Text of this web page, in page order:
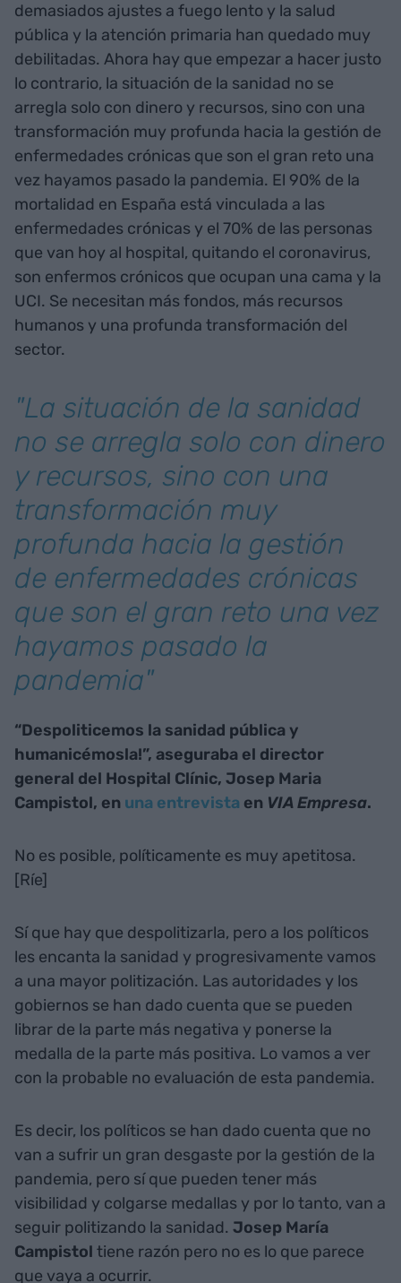
demasiados ajustes a fuego lento y la salud
pública y la atención primaria han quedado muy
debilitadas. Ahora hay que empezar a hacer justo
lo contrario, la situación de la sanidad no se
arregla solo con dinero y recursos, sino con una
transformación muy profunda hacia la gestión de
enfermedades crónicas que son el gran reto una
vez hayamos pasado la pandemia. El 90% de la
mortalidad en España está vinculada a las
enfermedades crónicas y el 70% de las personas
que van hoy al hospital, quitando el coronavirus,
son enfermos crónicos que ocupan una cama y la
UCI. Se necesitan más fondos, más recursos
humanos y una profunda transformación del
sector.
"La situación de la sanidad
no se arregla solo con dinero
y recursos, sino con una
transformación muy
profunda hacia la gestión
de enfermedades crónicas
que son el gran reto una vez
hayamos pasado la
pandemia"
“Despoliticemos la sanidad pública y
humanicémosla!”, aseguraba el director
general del Hospital Clínic, Josep Maria
Campistol, en una entrevista en VIA Empresa.
No es posible, políticamente es muy apetitosa.
[Ríe]
Sí que hay que despolitizarla, pero a los políticos
les encanta la sanidad y progresivamente vamos
a una mayor politización. Las autoridades y los
gobiernos se han dado cuenta que se pueden
librar de la parte más negativa y ponerse la
medalla de la parte más positiva. Lo vamos a ver
con la probable no evaluación de esta pandemia.
Es decir, los políticos se han dado cuenta que no
van a sufrir un gran desgaste por la gestión de la
pandemia, pero sí que pueden tener más
visibilidad y colgarse medallas y por lo tanto, van a
seguir politizando la sanidad. Josep María
Campistol tiene razón pero no es lo que parece
que vaya a ocurrir.